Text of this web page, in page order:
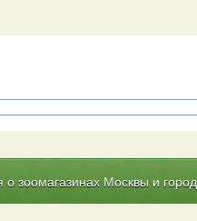
зоомагазинах Москвы и